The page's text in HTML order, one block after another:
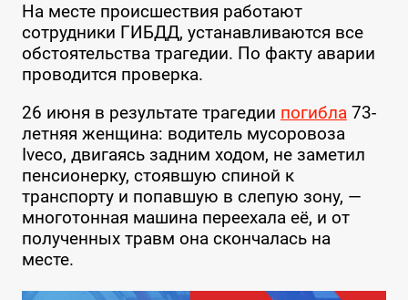
На месте происшествия работают
сотрудники ГИБДД, устанавливаются все
обстоятельства трагедии. По факту аварии
проводится проверка.
26 июня в результате трагедии погибла73-
летняя женщина: водитель мусоровоза
Iveco, двигаясь задним ходом, не заметил
пенсионерку, стоявшую спиной к
транспорту и попавшую в слепую зону, —
многотонная машина переехала её, и от
полученных травм она скончалась на
месте.